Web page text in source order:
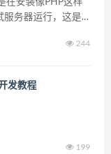
服务器运行，这是
到这...
244
发教程
199